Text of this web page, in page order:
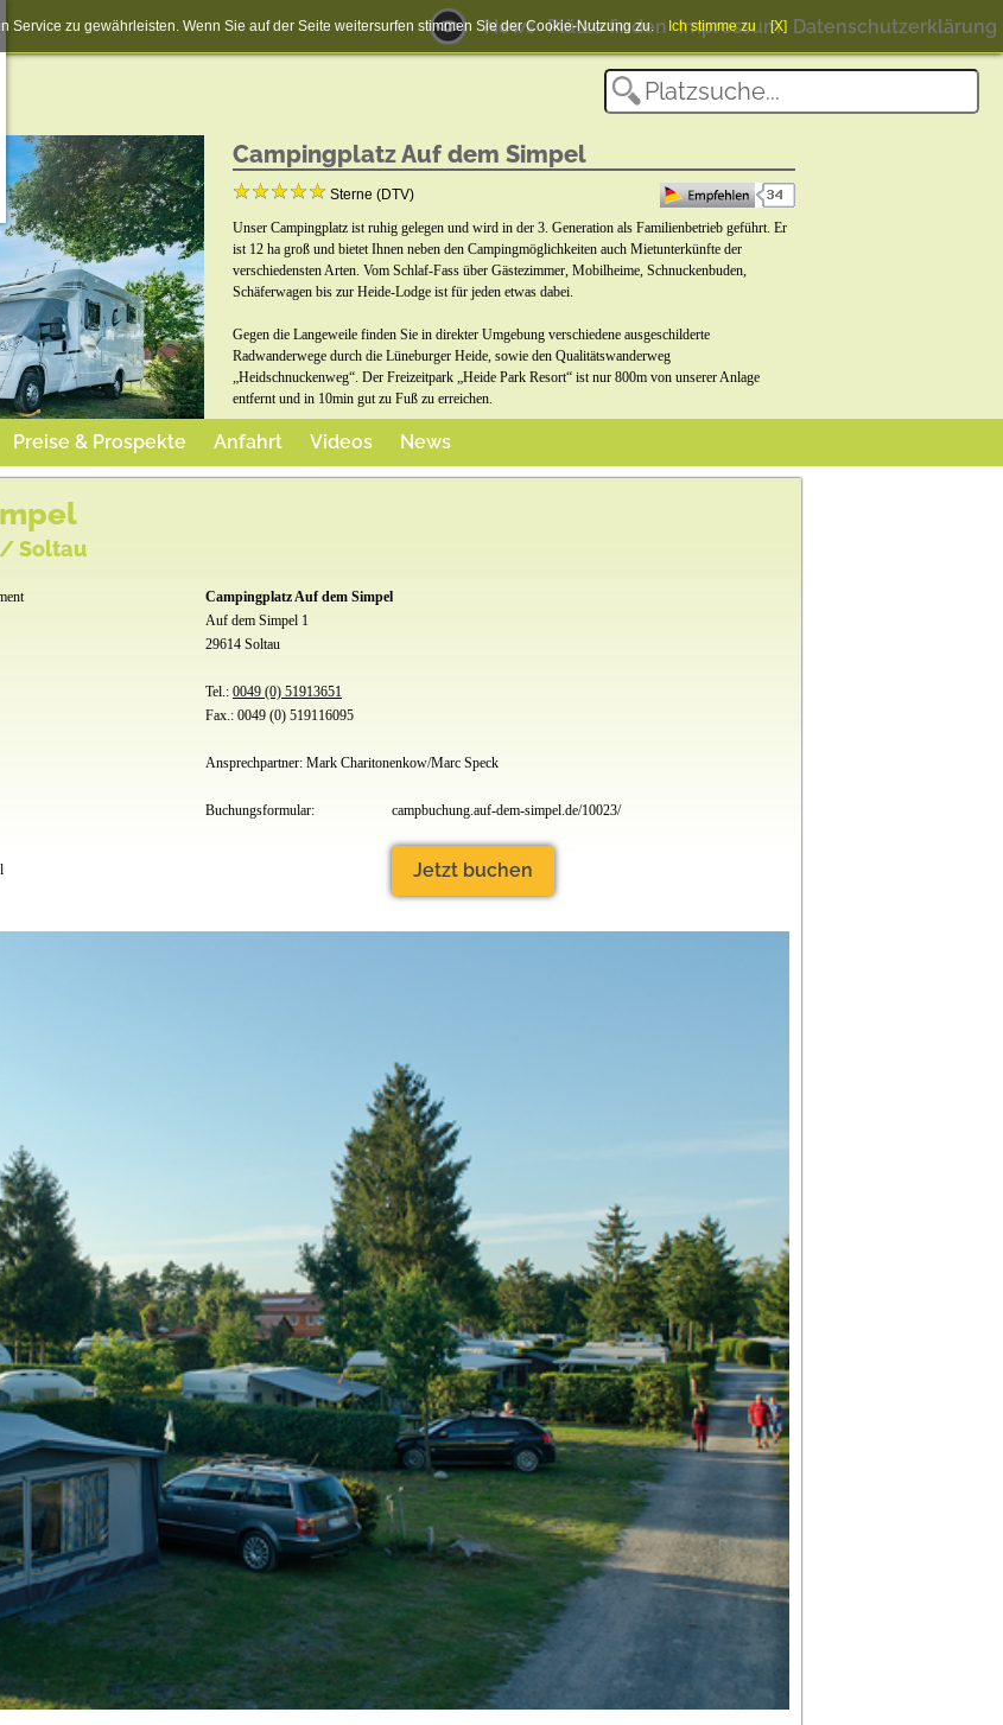
News Plätze finden Impressum Datenschutzerklärung
Campingplatz Auf dem Simpel
Sterne (DTV)
Unser Campingplatz ist ruhig gelegen und wird in der 3. Generation als Familienbetrieb geführt. Er
ist 12 ha groß und bietet Ihnen neben den Campingmöglichkeiten auch Mietunterkünfte der
verschiedensten Arten. Vom Schlaf-Fass über Gästezimmer, Mobilheime, Schnuckenbuden,
Schäferwagen bis zur Heide-Lodge ist für jeden etwas dabei.
Gegen die Langeweile finden Sie in direkter Umgebung verschiedene ausgeschilderte
Radwanderwege durch die Lüneburger Heide, sowie den Qualitätswanderweg
„Heidschnuckenweg“. Der Freizeitpark „Heide Park Resort“ ist nur 800m von unserer Anlage
entfernt und in 10min gut zu Fuß zu erreichen.
Preise & Prospekte Anfahrt Videos News
Soltau
Campingplatz Auf dem Simpel
Auf dem Simpel 1
29614 Soltau
Tel.: 0049 (0) 51913651
Fax.: 0049 (0) 519116095
Ansprechpartner: Mark Charitonenkow/Marc Speck
Buchungsformular: campbuchung.auf-dem-simpel.de/10023/
Jetzt buchen
Service zu gewährleisten. Wenn Sie auf der Seite weitersurfen stimmen Sie der Cookie-Nutzung zu. Ich stimme zu [X]